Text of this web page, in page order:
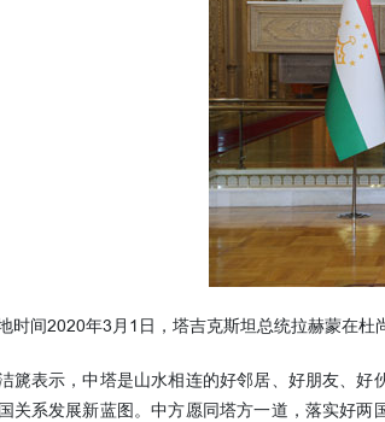
间2020年3月1日，塔吉克斯坦总统拉赫蒙在杜
表示，中塔是山水相连的好邻居、好朋友、好
关系发展新蓝图。中方愿同塔方一道，落实好